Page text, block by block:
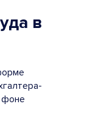
в
фоне